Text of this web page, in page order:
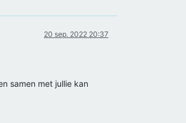
20 sep. 2022 20:37
samen met jullie kan